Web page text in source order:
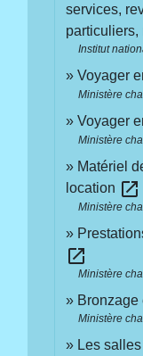
services,
particuliers,
Institut
Voyager
Ministère
Voyager
Ministère
Matériel
location open_in_new
Ministère
open_in_new
Ministère
Bronzage
Ministère
Les